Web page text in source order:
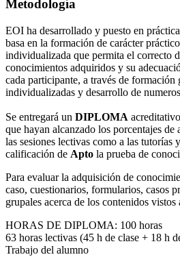
Metodología
EOI ha desarrollado y puesto en
basa en la formación de carácter
individualizada que permita el correcto
conocimientos adquiridos y su
cada participante, a través de formación
individualizadas y desarrollo de
Se entregará un DIPLOMA
que hayan alcanzado los porcentajes de
las sesiones lectivas como a las tutorías
calificación de Apto la prueba de
Para evaluar la adquisición de
caso, cuestionarios, formularios, casos
grupales acerca de los contenidos
HORAS DE DIPLOMA: 100 horas
63 horas lectivas (45 h de clase + 18 h
Trabajo del alumno